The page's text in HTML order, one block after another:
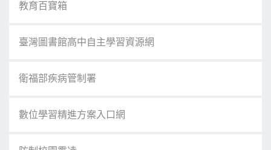
教育百寶箱
臺灣圖書館高中自主學習資源網
衛福部疾病管制署
數位學習精進方案入口網